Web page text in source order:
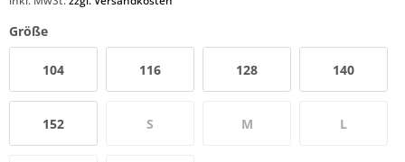
Größe
104 116 128 140
152 S M L